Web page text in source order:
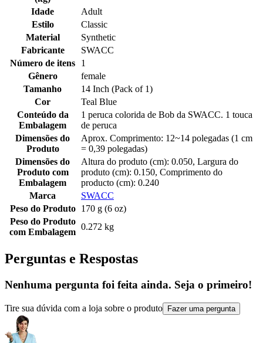
Idade
Adult
Estilo
Classic
Material
Synthetic
Fabricante
SWACC
Número de itens
1
Gênero
female
Tamanho
14 Inch (Pack of 1)
Cor
Teal Blue
Conteúdo da
Embalagem
1 peruca colorida de Bob da SWACC. 1 touca
de peruca
Dimensões do
Produto
Aprox. Comprimento: 12~14 polegadas (1 cm
= 0,39 polegadas)
Dimensões do
Produto com
Embalagem
Altura do produto (cm): 0.050, Largura do
produto (cm): 0.150, Comprimento do
producto (cm): 0.240
Marca
SWACC
Peso do Produto
170 g (6 oz)
Peso do Produto
com Embalagem
0.272 kg
Perguntas e Respostas
Nenhuma pergunta foi feita ainda. Seja o primeiro!
Tire sua dúvida com a loja sobre o produto Fazer uma pergunta